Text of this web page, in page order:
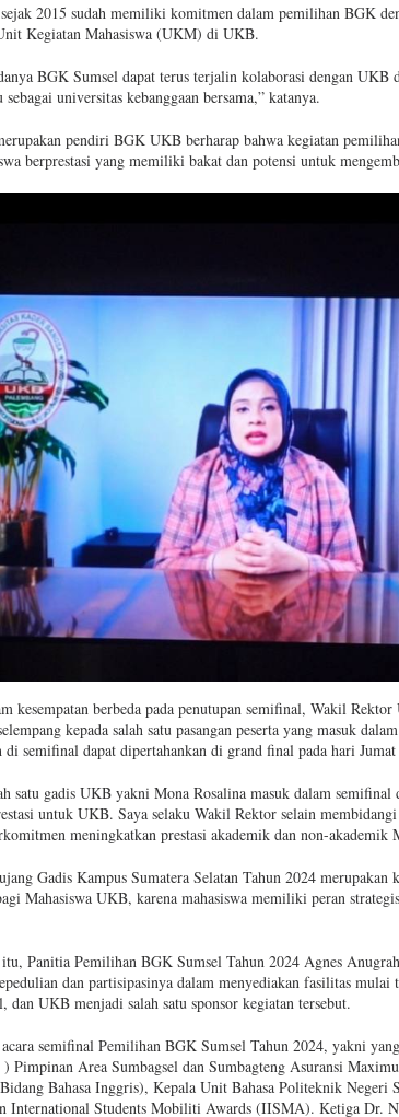
2015 sudah memiliki komitmen dalam pemilihan BGK
Kegiatan Mahasiswa (UKM) di UKB.
BGK Sumsel dapat terus terjalin kolaborasi dengan
universitas kebanggaan bersama,” katanya.
pendiri BGK UKB berharap bahwa kegiatan
berprestasi yang memiliki bakat dan potensi untuk
kesempatan berbeda pada penutupan semifinal, Wakil
kepada salah satu pasangan peserta yang masuk
di semifinal dapat dipertahankan di grand final pada hari
satu gadis UKB yakni Mona Rosalina masuk dalam semifinal
untuk UKB. Saya selaku Wakil Rektor selain
meningkatkan prestasi akademik dan non-
Gadis Kampus Sumatera Selatan Tahun 2024 merupakan
Mahasiswa UKB, karena mahasiswa memiliki peran
Panitia Pemilihan BGK Sumsel Tahun 2024 Agnes
dan partisipasinya dalam menyediakan fasilitas mulai
dan UKB menjadi salah satu sponsor kegiatan tersebut.
semifinal Pemilihan BGK Sumsel Tahun 2024, yakni
Pimpinan Area Sumbagsel dan Sumbagteng Asuransi
Bahasa Inggris), Kepala Unit Bahasa Politeknik Negeri
International Students Mobiliti Awards (IISMA). Ketiga Dr.